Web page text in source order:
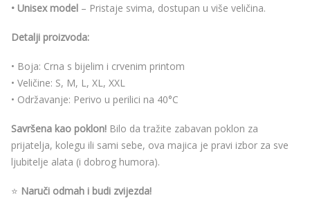
• Unisex model – Pristaje svima, dostupan u više veličina.
Detalji proizvoda:
• Boja: Crna s bijelim i crvenim printom
• Veličine: S, M, L, XL, XXL
• Održavanje: Perivo u perilici na 40°C
Savršena kao poklon! Bilo da tražite zabavan poklon za
prijatelja, kolegu ili sami sebe, ova majica je pravi izbor za sve
ljubitelje alata (i dobrog humora).
⭐ Naruči odmah i budi zvijezda!